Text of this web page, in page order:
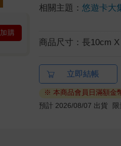
加購
相關主題：悠遊卡大
商品尺寸：長10cm
立即結帳
※ 本商品會員日滿額金
預計 2026/08/07 出貨